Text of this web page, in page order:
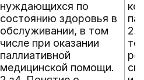
нуждающихся по
состоянию здоровья в
обслуживании, в том
числе при оказании
паллиативной
медицинской помощи.